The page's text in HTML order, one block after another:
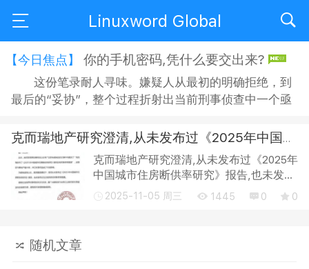
Linuxword Global
【今日焦点】 你的手机密码,凭什么要交出来?
这份笔录耐人寻味。嫌疑人从最初的明确拒绝，到
最后的“妥协”，整个过程折射出当前刑事侦查中一个亟
拒绝？拒绝之后，侦查人员又能采取何种方式“说服”？
在“思想教育”的名义下，嫌疑人的沉默权与隐私权究竟
获得了多大程度的保障？ 智能手机早已不是单纯的通讯
工具，它承...
克而瑞地产研究澄清,从未发布过《2025年中国城市住房断供率研究》报告
克而瑞地产研究澄清,从未发布过《2025年
中国城市住房断供率研究》报告,也未发布
过与之相关的任何断供率数据。 近日中国
2025-11-05 周三 1445 0 0
随机文章